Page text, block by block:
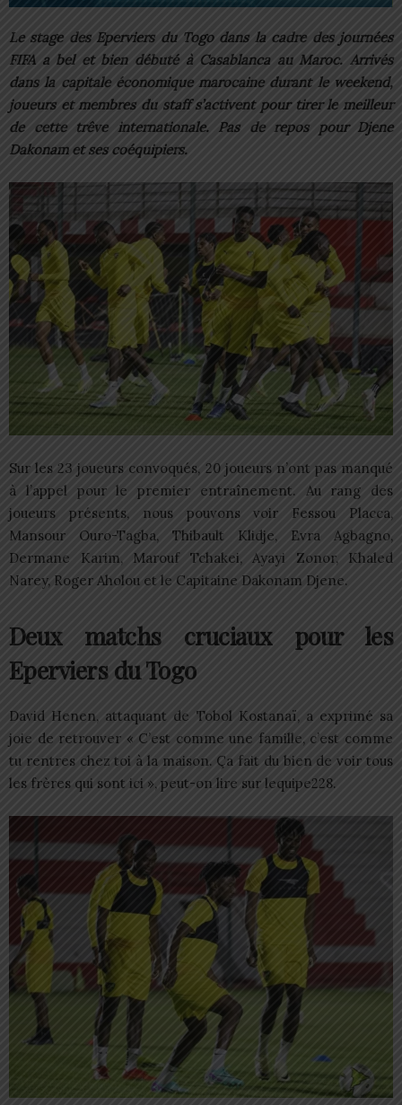
Le stage des Eperviers du Togo dans la cadre des journées
FIFA a bel et bien débuté à Casablanca au Maroc. Arrivés
dans la capitale économique marocaine durant le weekend,
joueurs et membres du staff s’activent pour tirer le meilleur
de cette trêve internationale. Pas de repos pour Djene
Dakonam et ses coéquipiers.
Sur les 23 joueurs convoqués, 20 joueurs n’ont pas manqué
à l’appel pour le premier entraînement. Au rang des
joueurs présents, nous pouvons voir Fessou Placca,
Mansour Ouro-Tagba, Thibault Klidje, Evra Agbagno,
Dermane Karim, Marouf Tchakei, Ayayi Zonor, Khaled
Narey, Roger Aholou et le Capitaine Dakonam Djene.
Deux matchs cruciaux pour les
Eperviers du Togo
David Henen, attaquant de Tobol Kostanaï, a exprimé sa
joie de retrouver « C’est comme une famille, c’est comme
tu rentres chez toi à la maison. Ça fait du bien de voir tous
les frères qui sont ici », peut-on lire sur lequipe228.